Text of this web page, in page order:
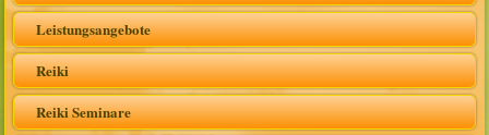
Leistungsangebote
Reiki
Reiki Seminare